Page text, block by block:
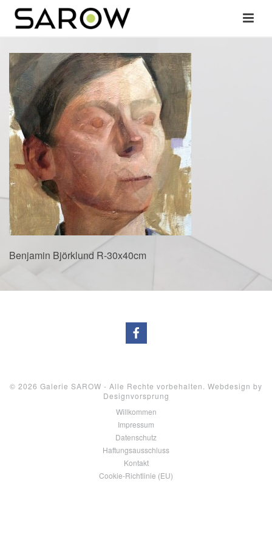
Benjamin Björklund R-30x40cm
© 2026 Galerie SAROW - Alle Rechte vorbehalten. Webdesign by
Designvorsprung
Willkommen
Impressum
Datenschutz
Haftungsausschluss
Kontakt
Cookie-Richtlinie (EU)